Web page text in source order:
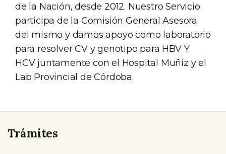
de la Nación, desde 2012. Nuestro Servicio
participa de la Comisión General Asesora
del mismo y damos apoyo como laboratorio
para resolver CV y genotipo para HBV Y
HCV juntamente con el Hospital Muñiz y el
Lab Provincial de Córdoba.
Trámites